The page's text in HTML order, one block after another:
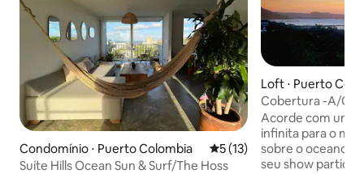
Condomínio ⋅ Puerto Colombia 5 de uma avaliação média
5 (13)
Suíte Hills Ocean Sun & Surf/The Hoss
Loft ⋅ Puerto
Cobertura -A/C-
o mar e para o
Acorde com uma
infinita para o
sobre o oceano e
seu show